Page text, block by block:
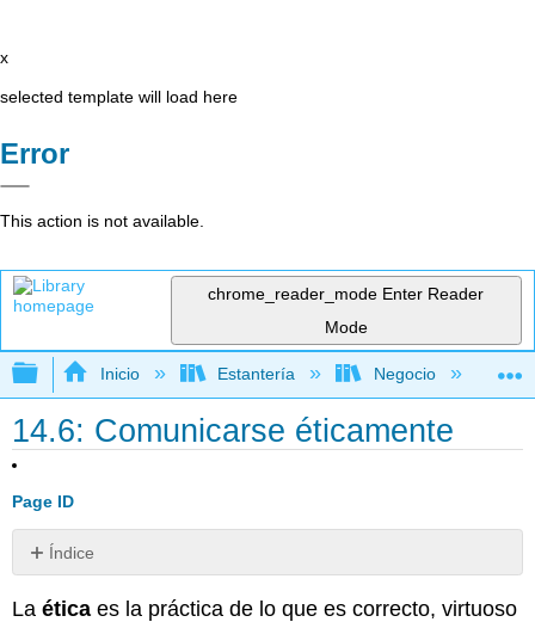
x
selected template will load here
Error
This action is not available.
chrome_reader_mode Enter Reader
Mode
Expandir/contraer jerarquía global
Inicio Estantería Negocio
14.6: Comunicarse éticamente
Page ID
Índice
Sin
Laética es la práctica de lo que es correcto, virtuoso